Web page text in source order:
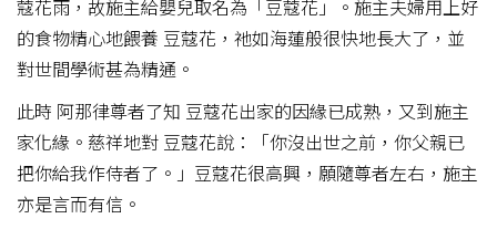
蔻花雨，故施主給嬰兒取名為「豆蔻花」。施主夫婦用上好
的食物精心地餵養 豆蔻花，祂如海蓮般很快地長大了，並
對世間學術甚為精通。
此時 阿那律尊者了知 豆蔻花出家的因緣已成熟，又到施主
家化緣。慈祥地對 豆蔻花說：「你沒出世之前，你父親已
把你給我作侍者了。」豆蔻花很高興，願隨尊者左右，施主
亦是言而有信。